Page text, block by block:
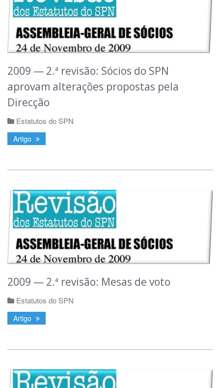
2009 — 2.ª revisão: Sócios do SPN
aprovam alterações propostas pela
Direcção
Estatutos do SPN
Artigo
2009 — 2.ª revisão: Mesas de voto
Estatutos do SPN
Artigo